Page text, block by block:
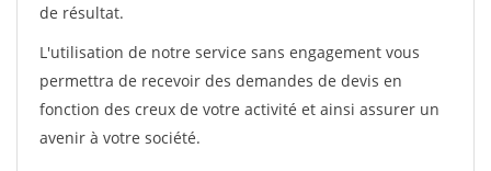
de résultat.
L'utilisation de notre service sans engagement vous
permettra de recevoir des demandes de devis en
fonction des creux de votre activité et ainsi assurer un
avenir à votre société.